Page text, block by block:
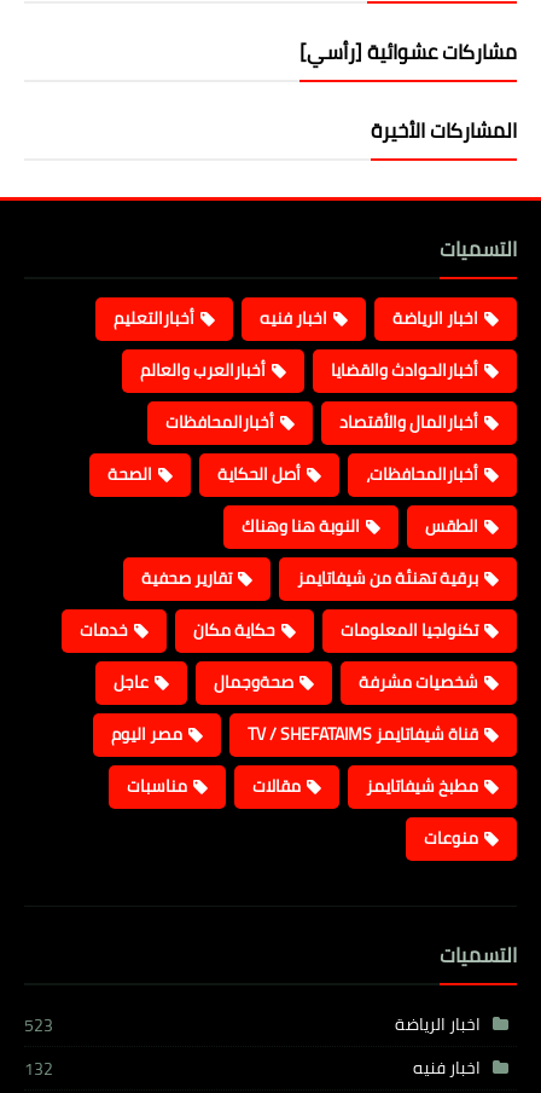
مشاركات عشوائية [رأسي]
المشاركات الأخيرة
التسميات
اخبار الرياضة اخبار فنيه
أخبارالتعليم
أخبارالحوادث والقضايا
أخبارالعرب والعالم
أخبارالمال والأقتصاد
أخبارالمحافظات
أخبارالمحافظات،
أصل الحكاية
الصحة
الطقس
النوبة هنا وهناك
برقية تهنئة من شيفاتايمز
تقارير صحفية
تكنولجيا المعلومات
حكاية مكان
خدمات
شخصيات مشرفة
صحةوجمال
عاجل
قناة شيفاتايمز TV / SHEFATAIMS
مصر اليوم
مطبخ شيفاتايمز
مقالات
مناسبات
منوعات
التسميات
اخبار الرياضة
523
اخبار فنيه
132